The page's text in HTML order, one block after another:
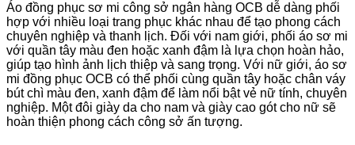
Áo đồng phục sơ mi công sở ngân hàng OCB dễ dàng phối
hợp với nhiều loại trang phục khác nhau để tạo phong cách
chuyên nghiệp và thanh lịch. Đối với nam giới, phối áo sơ mi
với quần tây màu đen hoặc xanh đậm là lựa chọn hoàn hảo,
giúp tạo hình ảnh lịch thiệp và sang trọng. Với nữ giới, áo sơ
mi đồng phục OCB có thể phối cùng quần tây hoặc chân váy
bút chì màu đen, xanh đậm để làm nổi bật vẻ nữ tính, chuyên
nghiệp. Một đôi giày da cho nam và giày cao gót cho nữ sẽ
hoàn thiện phong cách công sở ấn tượng.